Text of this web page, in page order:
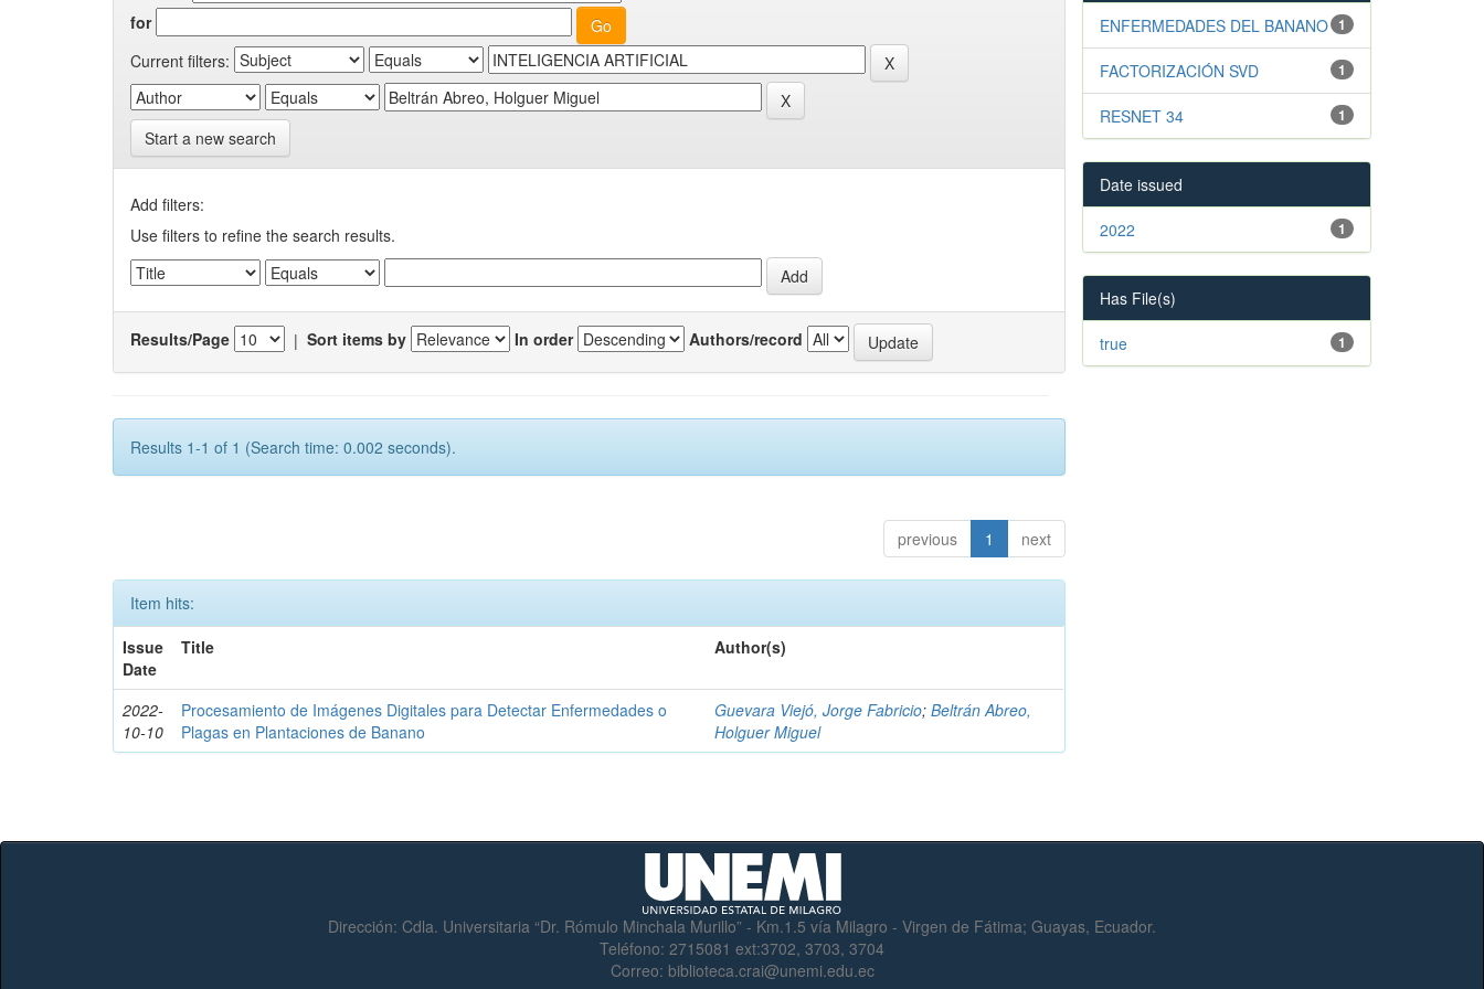
for
Current filters:
Start a new search
Add filters:
Use filters to refine the search results.
Results/Page | Sort items by In order Authors/record
Results 1-1 of 1 (Search time: 0.002 seconds).
previous 1 next
Item hits:
Issue
Date
Title Author(s)
2022-
10-10
Procesamiento de Imágenes Digitales para Detectar Enfermedades o
Plagas en Plantaciones de Banano
Guevara Viejó, Jorge Fabricio;Beltrán Abreo,
Holguer Miguel
1
ENFERMEDADES DEL BANANO
1
FACTORIZACIÓN SVD
1
RESNET 34
Date issued
1
2022
Has File(s)
1
true
Dirección: Cdla. Universitaria “Dr. Rómulo Minchala Murillo” - Km.1.5 vía Milagro - Virgen de Fátima; Guayas, Ecuador.
Teléfono: 2715081 ext:3702, 3703, 3704
Correo: biblioteca.crai@unemi.edu.ec